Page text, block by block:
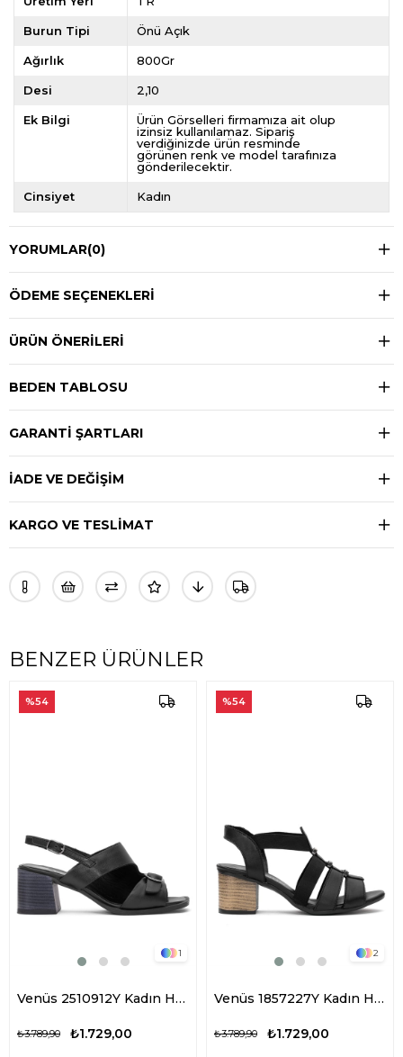
Burun Tipi Önü Açık
Ağırlık 800Gr
Desi 2,10
Ek Bilgi
Ürün Görselleri firmamıza ait olup
izinsiz kullanılamaz. Sipariş
verdiğinizde ürün resminde
görünen renk ve model tarafınıza
gönderilecektir.
Cinsiyet Kadın
YORUMLAR(0)
ÖDEME SEÇENEKLERI
ÜRÜN ÖNERILERI
BEDEN TABLOSU
GARANTİ ŞARTLARI
İADE VE DEĞİŞİM
KARGO VE TESLİMAT
BENZER ÜRÜNLER
1
Venüs 2510912Y Kadın Hakiki Deri Topuklu Sandalet Siyah
₺1.729,00
₺3.789,90
%54
2
Venüs 1857227Y Kadın Hakiki Deri Topuklu Sandalet Siyah
₺1.729,00
₺3.789,90
%54